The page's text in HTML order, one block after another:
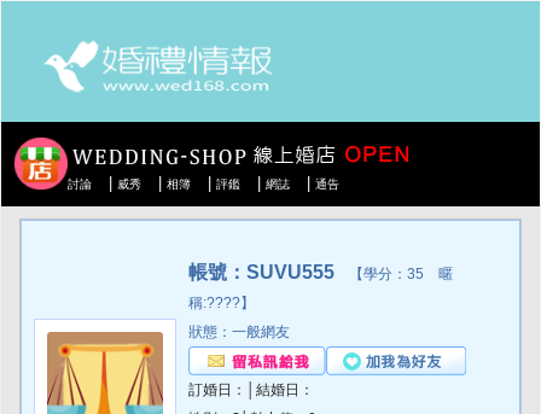
討論 威秀 相簿 評鑑 網誌 通告
帳號：SUVU555 【學分：35 暱
稱:????】
狀態：一般網友
訂婚日：│結婚日：